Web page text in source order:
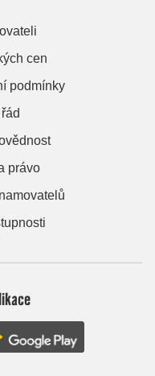
cen
podmínky
právo